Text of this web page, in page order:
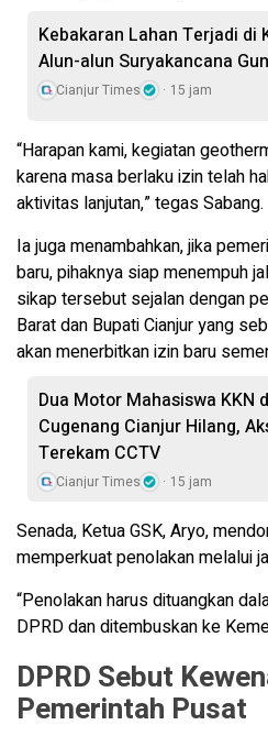
Kebakaran Lahan Terjadi di
Alun-alun Suryakancana
Cianjur Times 15 jam
“Harapan kami, kegiatan
karena masa berlaku izin telah
aktivitas lanjutan,” tegas Sabang.
Ia juga menambahkan, jika
baru, pihaknya siap menempuh
sikap tersebut sejalan dengan
Barat dan Bupati Cianjur yang
akan menerbitkan izin baru
Dua Motor Mahasiswa KKN
Cugenang Cianjur Hilang,
Terekam CCTV
Cianjur Times 15 jam
Senada, Ketua GSK, Aryo,
memperkuat penolakan melalui
“Penolakan harus dituangkan
DPRD dan ditembuskan ke
DPRD Sebut
Pemerintah Pusat